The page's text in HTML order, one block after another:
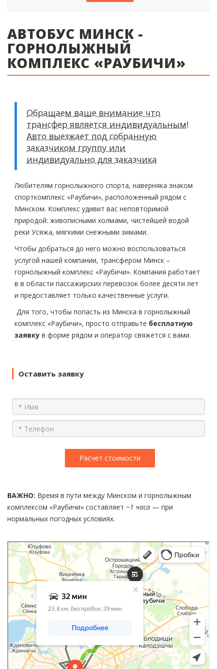
АВТОБУС МИНСК -
ГОРНОЛЫЖНЫЙ
КОМПЛЕКС «РАУБИЧИ»
Обращаем ваше внимание что
трансфер является индивидуальным!
Авто выезжает под собранную
заказчиком группу или
индивидуально для заказчика
Любителям горнолыжного спорта, наверняка знаком
спорткомплекс «Раубичи», расположенный рядом с
Минском. Комплекс удивит вас неповторимой
природой: живописными холмами, чистейшей водой
реки Усяжа, мягкими снежными зимами.
Чтобы добраться до него можно воспользоваться
услугой нашей компании, трансфером Минск –
горнолыжный комплекс «Раубичи». Компания работает
в в области пассажирских перевозок более десяти лет
и предоставляет только качественные услуги.
Для того, чтобы попасть из Минска в горнолыжный
комплекс «Раубичи», просто отправьте бесплатную
заявку в форме рядом и оператор свяжется с вами.
Оставить заявку
Расчет стоимости
ВАЖНО: Время в пути между Минском и горнолыжным
комплексом «Раубичи» составляет ~1 часа — при
нормальных погодных условиях.